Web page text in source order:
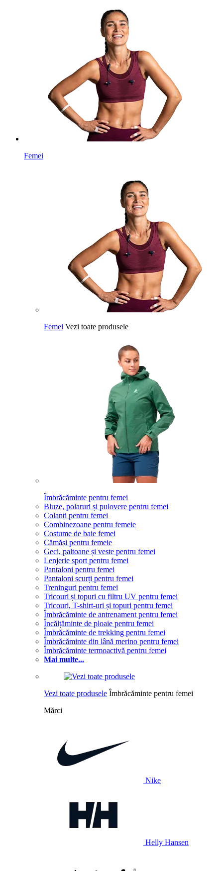
Femei
Femei Vezi toate produsele
Îmbrăcăminte pentru femei
Bluze, polaruri și pulovere pentru femei
Colanți pentru femei
Combinezoane pentru femeie
Costume de baie femei
Cămăși pentru femeie
Geci, paltoane și veste pentru femei
Lenjerie sport pentru femei
Pantaloni pentru femei
Pantaloni scurți pentru femei
Treninguri pentru femei
Tricouri și topuri cu filtru UV pentru femei
Tricouri, T-shirt-uri și topuri pentru femei
Îmbrăcăminte de antrenament pentru femei
Încălțăminte de ploaie pentru femei
Îmbrăcăminte de trekking pentru femei
Îmbrăcăminte din lână merino pentru femei
Îmbrăcăminte termoactivă pentru femei
Mai multe...
Vezi toate produsele Îmbrăcăminte pentru femei
Mărci
Nike
Helly Hansen